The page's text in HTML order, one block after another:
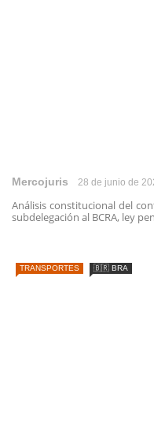
Mercojuris 28 de junio de
Análisis constitucional del
subdelegación al BCRA, ley
TRANSPORTES 🇧🇷 BRA